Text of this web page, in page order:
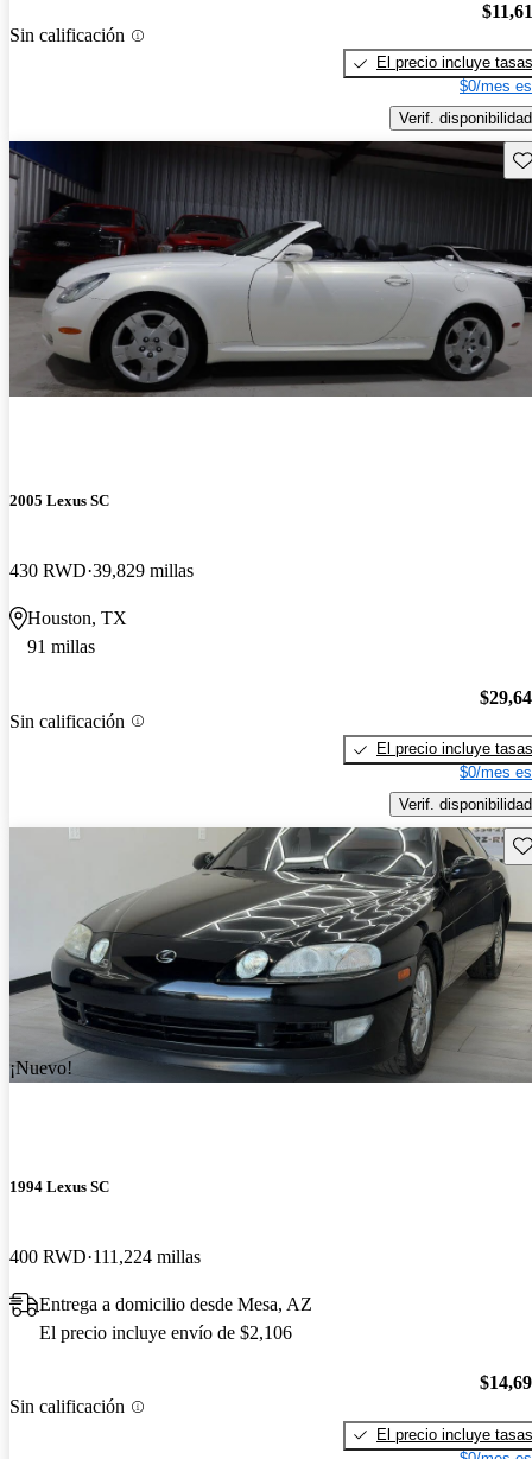
Sin calificación
El precio incluye tasas
$0/mes
Verif. disponibilidad
2005 Lexus SC
430 RWD 39,829 millas
Houston, TX
91 millas
Sin calificación
El precio incluye tasas
$0/mes
Verif. disponibilidad
¡Nuevo!
1994 Lexus SC
400 RWD 111,224 millas
Entrega a domicilio desde Mesa, AZ
El precio incluye envío de $2,106
Sin calificación
El precio incluye tasas